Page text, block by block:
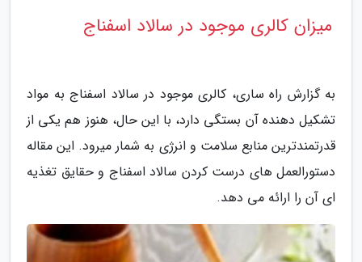
میزان کالری موجود در سالاد اسفناج
به گزارش راه ساری، کالری موجود در سالاد اسفناج به مواد
تشکیل دهنده آن بستگی دارد، با این حال، هنوز هم یکی از
قدرتمندترین منابع سلامت و انرژی به شمار میرود. این مقاله
دستورالعمل های درست کردن سالاد اسفناج و حقایق تغذیه
ای آن را ارائه می دهد.